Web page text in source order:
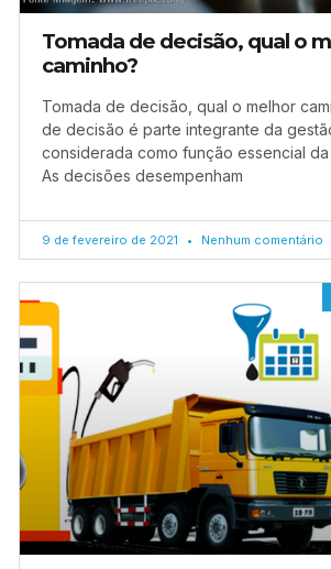
Tomada de decisão, qual o
caminho?
Tomada de decisão, qual o melhor
de decisão é parte integrante da
considerada como função essencial da
As decisões desempenham
9 de fevereiro de 2021 Nenhum comentário